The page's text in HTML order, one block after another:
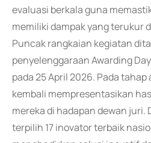
evaluasi berkala guna
memiliki dampak yang terukur
Puncak rangkaian kegiatan
penyelenggaraan Awarding
pada 25 April 2026. Pada
kembali mempresentasikan
mereka di hadapan dewan juri.
terpilih 17 inovator terbaik